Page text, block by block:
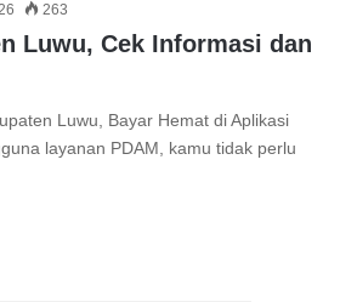
263
Luwu, Cek Informasi dan
Luwu, Bayar Hemat di Aplikasi
layanan PDAM, kamu tidak perlu